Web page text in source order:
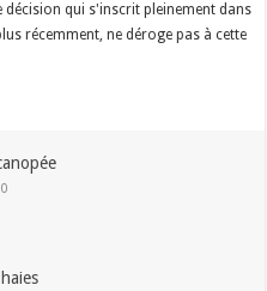
décision qui s'inscrit pleinement dans
récemment, ne déroge pas à cette
0